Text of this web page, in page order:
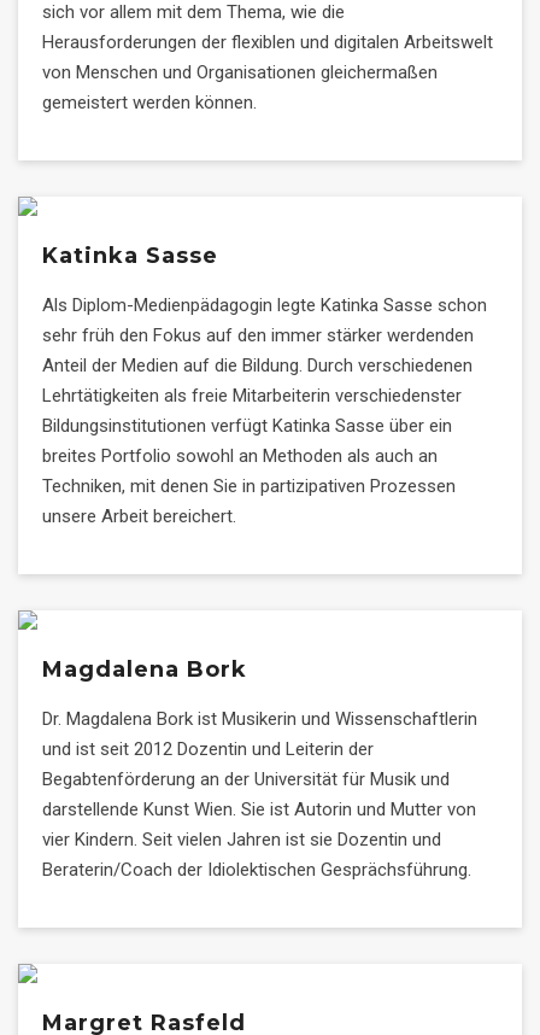
sich vor allem mit dem Thema, wie die
Herausforderungen der flexiblen und digitalen Arbeitswelt
von Menschen und Organisationen gleichermaßen
gemeistert werden können.
Katinka Sasse
Als Diplom-Medienpädagogin legte Katinka Sasse schon
sehr früh den Fokus auf den immer stärker werdenden
Anteil der Medien auf die Bildung. Durch verschiedenen
Lehrtätigkeiten als freie Mitarbeiterin verschiedenster
Bildungsinstitutionen verfügt Katinka Sasse über ein
breites Portfolio sowohl an Methoden als auch an
Techniken, mit denen Sie in partizipativen Prozessen
unsere Arbeit bereichert.
Magdalena Bork
Dr. Magdalena Bork ist Musikerin und Wissenschaftlerin
und ist seit 2012 Dozentin und Leiterin der
Begabtenförderung an der Universität für Musik und
darstellende Kunst Wien. Sie ist Autorin und Mutter von
vier Kindern. Seit vielen Jahren ist sie Dozentin und
Beraterin/Coach der Idiolektischen Gesprächsführung.
Margret Rasfeld